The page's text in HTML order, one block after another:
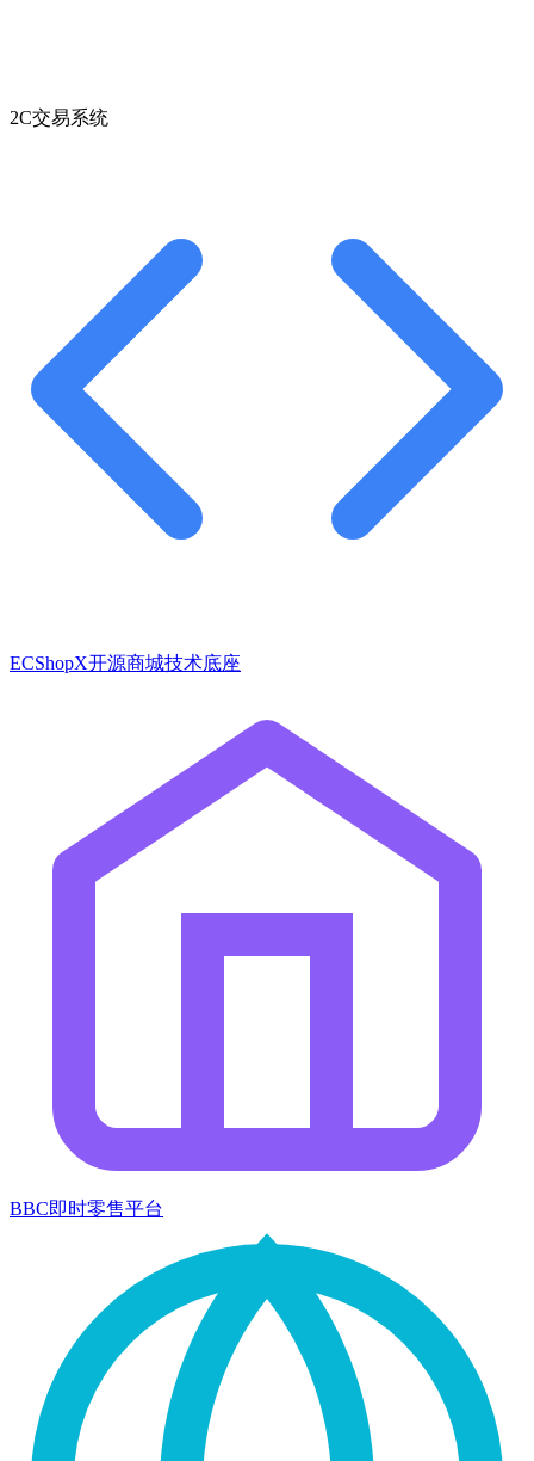
2C交易系统
ECShopX开源商城技术底座
BBC即时零售平台